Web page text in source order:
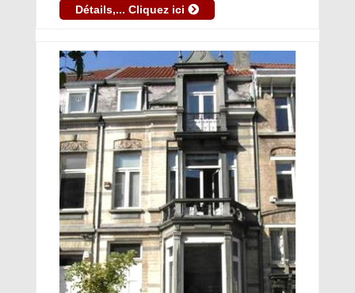
Détails,... Cliquez ici